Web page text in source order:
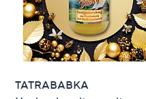
TATRABABKA